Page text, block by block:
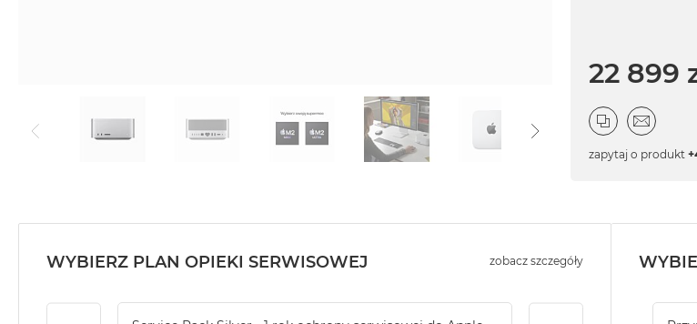
22 899
zapytaj o produkt
WYBIERZ PLAN OPIEKI SERWISOWEJ zobacz szczegóły